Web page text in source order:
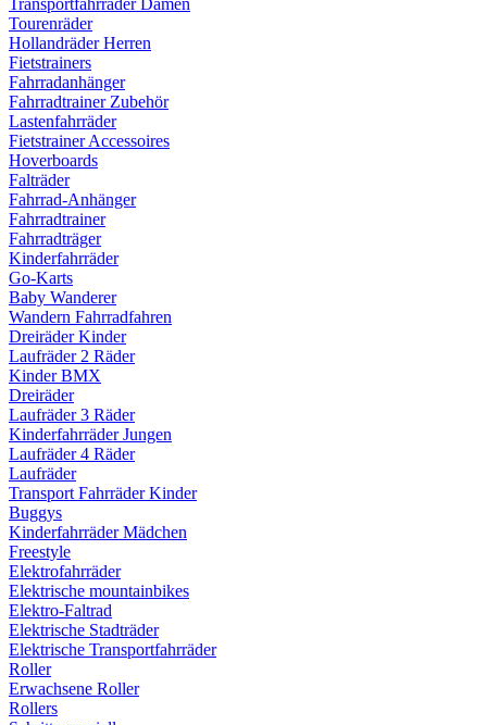
Transportfahrräder Damen
Tourenräder
Hollandräder Herren
Fietstrainers
Fahrradanhänger
Fahrradtrainer Zubehör
Lastenfahrräder
Fietstrainer Accessoires
Hoverboards
Falträder
Fahrrad-Anhänger
Fahrradtrainer
Fahrradträger
Kinderfahrräder
Go-Karts
Baby Wanderer
Wandern Fahrradfahren
Dreiräder Kinder
Laufräder 2 Räder
Kinder BMX
Dreiräder
Laufräder 3 Räder
Kinderfahrräder Jungen
Laufräder 4 Räder
Laufräder
Transport Fahrräder Kinder
Buggys
Kinderfahrräder Mädchen
Freestyle
Elektrofahrräder
Elektrische mountainbikes
Elektro-Faltrad
Elektrische Stadträder
Elektrische Transportfahrräder
Roller
Erwachsene Roller
Rollers